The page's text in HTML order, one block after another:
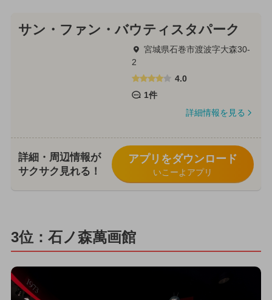
サン・ファン・バウティスタパーク
宮城県石巻市渡波字大森30-
2
4.0
1件
詳細情報を見る
詳細・周辺情報が
サクサク見れる！
アプリをダウンロード
いこーよアプリ
3位：石ノ森萬画館